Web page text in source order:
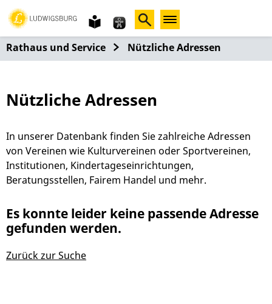
Gebärdensprache
leichte
Sprache
Rathaus und Service Nützliche Adressen
Nützliche Adressen
In unserer Datenbank finden Sie zahlreiche Adressen
von Vereinen wie Kulturvereinen oder Sportvereinen,
Institutionen, Kindertageseinrichtungen,
Beratungsstellen, Fairem Handel und mehr.
Es konnte leider keine passende Adresse
gefunden werden.
Zurück zur Suche